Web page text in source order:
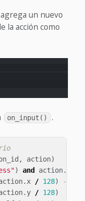
un nuevo
la acción como
on_input() .
, action)
) and action.
.x / 128)
--
. y / 128)